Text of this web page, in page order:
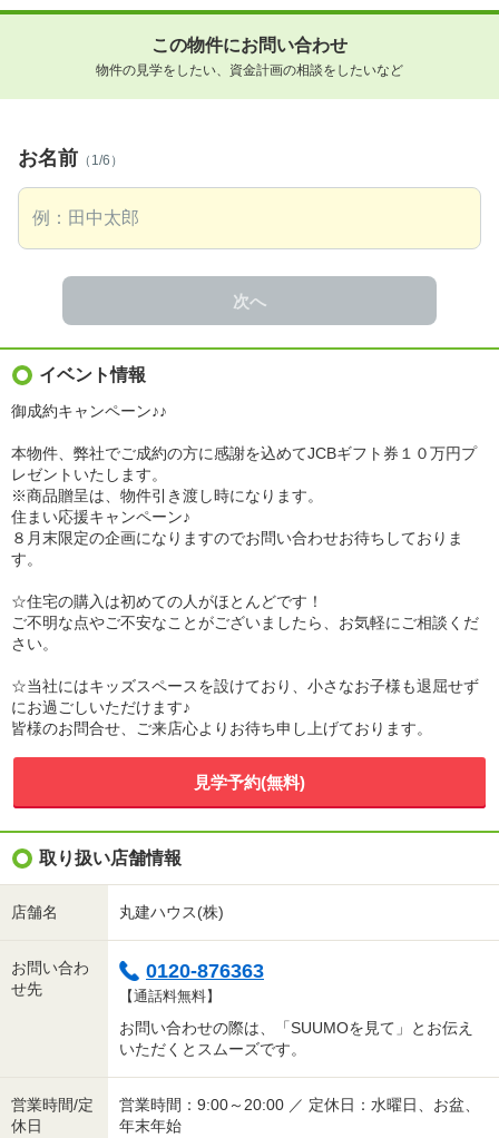
この物件にお問い合わせ
物件の見学をしたい、資金計画の相談をしたいなど
お名前 （1/6）
次へ
イベント情報
御成約キャンペーン♪♪
本物件、弊社でご成約の方に感謝を込めてJCBギフト券１０万円プ
レゼントいたします。
※商品贈呈は、物件引き渡し時になります。
住まい応援キャンペーン♪
８月末限定の企画になりますのでお問い合わせお待ちしておりま
す。
☆住宅の購入は初めての人がほとんどです！
ご不明な点やご不安なことがございましたら、お気軽にご相談くだ
さい。
☆当社にはキッズスペースを設けており、小さなお子様も退屈せず
にお過ごしいただけます♪
皆様のお問合せ、ご来店心よりお待ち申し上げております。
見学予約(無料)
取り扱い店舗情報
店舗名 丸建ハウス(株)
お問い合わ
せ先
0120-876363
【通話料無料】
お問い合わせの際は、「SUUMOを見て」とお伝え
いただくとスムーズです。
営業時間/定
休日
営業時間：9:00～20:00 ／ 定休日：水曜日、お盆、
年末年始